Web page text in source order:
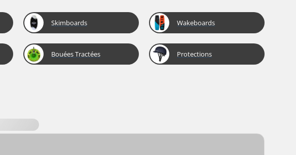
Skimboards Wakeboards
Bouées Tractées Protections